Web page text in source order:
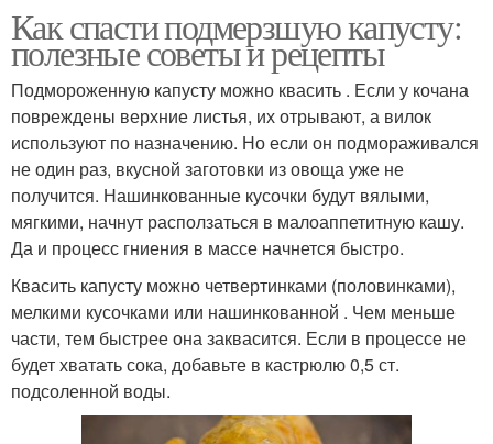
Как спасти подмерзшую капусту:
полезные советы и рецепты
Подмороженную капусту можно квасить . Если у кочана
повреждены верхние листья, их отрывают, а вилок
используют по назначению. Но если он подмораживался
не один раз, вкусной заготовки из овоща уже не
получится. Нашинкованные кусочки будут вялыми,
мягкими, начнут расползаться в малоаппетитную кашу.
Да и процесс гниения в массе начнется быстро.
Квасить капусту можно четвертинками (половинками),
мелкими кусочками или нашинкованной . Чем меньше
части, тем быстрее она заквасится. Если в процессе не
будет хватать сока, добавьте в кастрюлю 0,5 ст.
подсоленной воды.